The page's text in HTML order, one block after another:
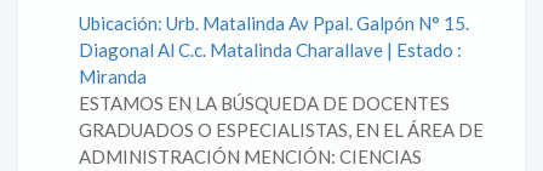
Ubicación: Urb. Matalinda Av Ppal. Galpón N° 15.
Diagonal Al C.c. Matalinda Charallave | Estado :
Miranda
ESTAMOS EN LA BÚSQUEDA DE DOCENTES
GRADUADOS O ESPECIALISTAS, EN EL ÁREA DE
ADMINISTRACIÓN MENCIÓN: CIENCIAS